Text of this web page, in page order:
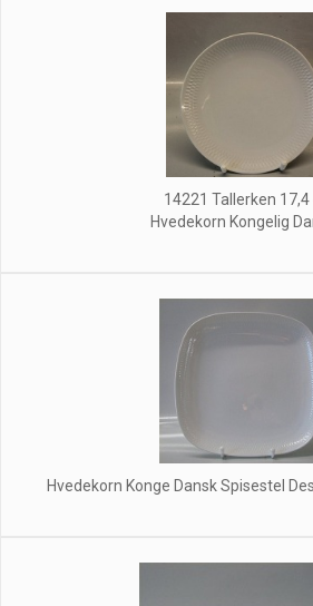
14221 Tallerken 17,4
Hvedekorn Kongelig
Hvedekorn Konge Dansk Spisestel